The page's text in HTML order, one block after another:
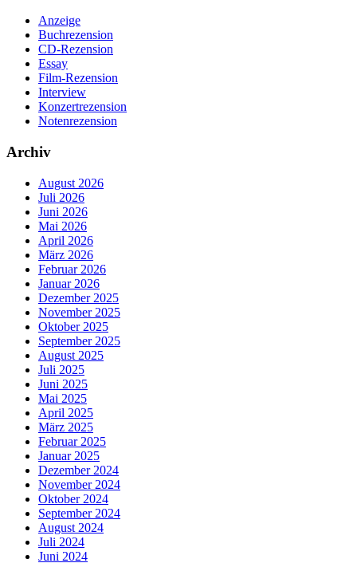
Anzeige
Buchrezension
CD-Rezension
Essay
Film-Rezension
Interview
Konzertrezension
Notenrezension
Archiv
August 2026
Juli 2026
Juni 2026
Mai 2026
April 2026
März 2026
Februar 2026
Januar 2026
Dezember 2025
November 2025
Oktober 2025
September 2025
August 2025
Juli 2025
Juni 2025
Mai 2025
April 2025
März 2025
Februar 2025
Januar 2025
Dezember 2024
November 2024
Oktober 2024
September 2024
August 2024
Juli 2024
Juni 2024